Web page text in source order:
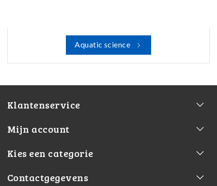
Aquatic science
Klantenservice
Mijn account
Kies een categorie
Contactgegevens